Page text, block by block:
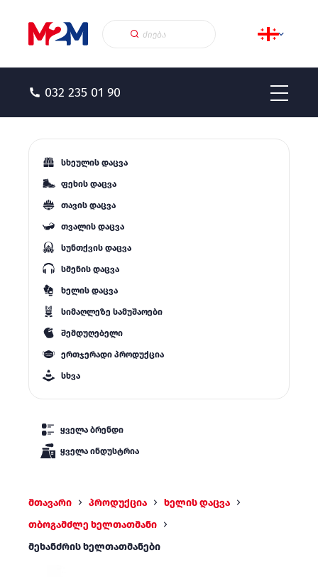
032 235 01 90
სხეულის დაცვა
ფეხის დაცვა
თავის დაცვა
თვალის დაცვა
სუნთქვის დაცვა
სმენის დაცვა
ხელის დაცვა
სიმაღლეზე სამუშაოები
შემდუღებელი
ერთჯერადი პროდუქცია
სხვა
ყველა ბრენდი
ყველა ინდუსტრია
მთავარი პროდუქცია
ხელის დაცვა
თბოგამძლე ხელთათმანი
მეხანძრის ხელთათმანები